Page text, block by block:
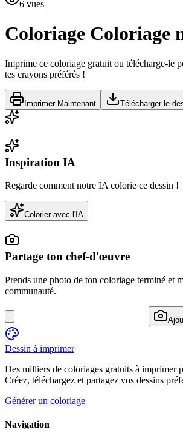
6 vues
Coloriage Coloriage
Imprime ce coloriage gratuit ou télécharge-le
tes crayons préférés !
Imprimer Maintenant Télécharger le
Inspiration IA
Regarde comment notre IA colorie ce dessin !
Colorier avec l'IA
Partage ton chef-d'œuvre
Prends une photo de ton coloriage terminé et
communauté.
Dessin à imprimer
Des milliers de coloriages gratuits à imprimer
Créez, téléchargez et partagez vos dessins
Générer un coloriage
Navigation